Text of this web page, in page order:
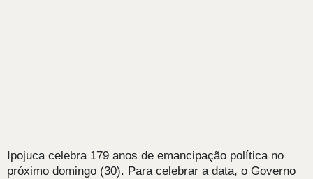
Ipojuca celebra 179 anos de emancipação política no
próximo domingo (30). Para celebrar a data, o Governo